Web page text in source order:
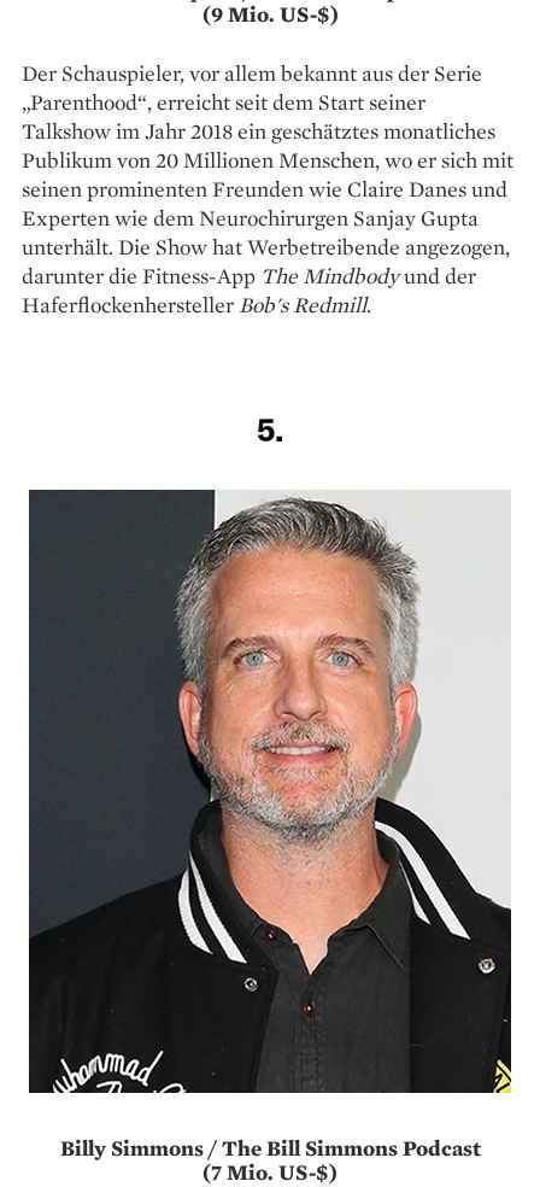
(9 Mio. US-$)
Der Schauspieler, vor allem bekannt aus der Serie
„Parenthood“, erreicht seit dem Start seiner
Talkshow im Jahr 2018 ein geschätztes monatliches
Publikum von 20 Millionen Menschen, wo er sich mit
seinen prominenten Freunden wie Claire Danes und
Experten wie dem Neurochirurgen Sanjay Gupta
unterhält. Die Show hat Werbetreibende angezogen,
darunter die Fitness-App The Mindbodyund der
HaferflockenherstellerBob's Redmill.
5.
Billy Simmons / The Bill Simmons Podcast
(7 Mio. US-$)